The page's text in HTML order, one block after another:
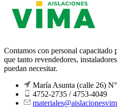
Contamos con personal capacitado
que tanto revendedores,
puedan necesitar.
María Asunta (calle 26)
4752-2735 / 4753-4049